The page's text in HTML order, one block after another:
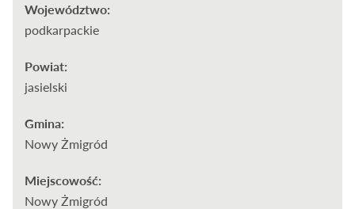
Województwo:
podkarpackie
Powiat:
jasielski
Gmina:
Nowy Żmigród
Miejscowość:
Nowy Żmigród